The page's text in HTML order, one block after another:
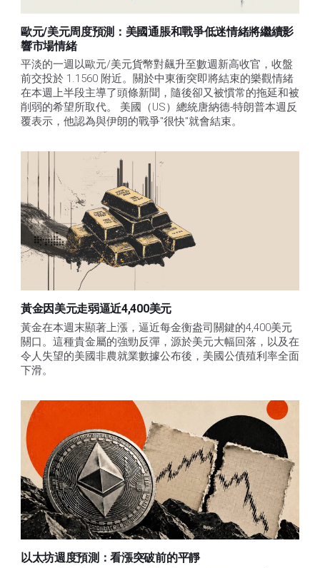
歐元/美元周度預測：美國通脹和戰爭低迷情緒將繼續影
響市場情緒
平淡的一週以歐元/美元貨幣對飆升至數週新高收官，收盤
前交投於 1.1560 附近。關於中東衝突即將結束的樂觀情緒
在本週上半段主導了頭條新聞，隨後卻又被慣常的拖延和被
削弱的希望所取代。 美國（US）總統唐納德-特朗普本週反
覆表示，他認為與伊朗的戰爭"很快"就會結束。
黃金因美元走弱逼近4,400美元
黃金在本週末顯著上漲，逼近每金衡盎司關鍵的4,400美元
關口。這種貴金屬的強勁反彈，源於美元大幅回落，以及在
令人失望的美國非農就業數據公布後，美國公債殖利率全面
下滑。
以太坊週度預測：看漲突破前的平靜